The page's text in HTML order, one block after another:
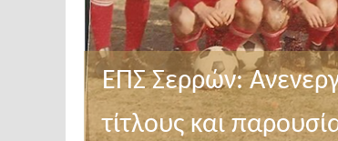
ΕΠΣ Σερρών:
τίτλους και